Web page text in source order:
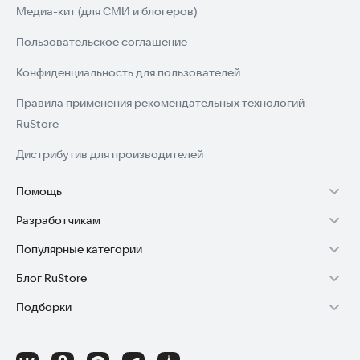
· Никакой регистрации и личных данных
Медиа-кит (для СМИ и блогеров)
Пользовательское соглашение
Конфиденциальность для пользователей
Правила применения рекомендательных технологий
RuStore
Дистрибутив для производителей
Помощь
Установка RuStore на TV
Установка RuStore на телефон
Установка RuStore в машину
Помощь пользователям RuStore
Разработчикам
Зарабатывать с RuStore
Стать разработчиком
Доступ к RuStore Консоль
Популярные категории
Игры для Android
Приложения банков
Блог RuStore
Обзоры игр для Android 2025
Подборки